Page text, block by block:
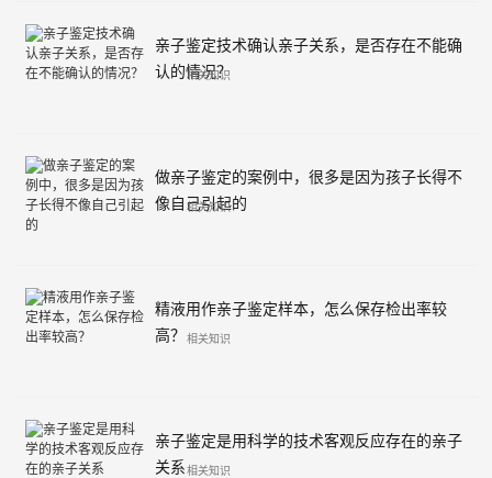
亲子鉴定技术确认亲子关系，是否存在不能确
认的情况？
相关知识
做亲子鉴定的案例中，很多是因为孩子长得不
像自己引起的
相关知识
精液用作亲子鉴定样本，怎么保存检出率较
高？
相关知识
亲子鉴定是用科学的技术客观反应存在的亲子
关系 相关知识